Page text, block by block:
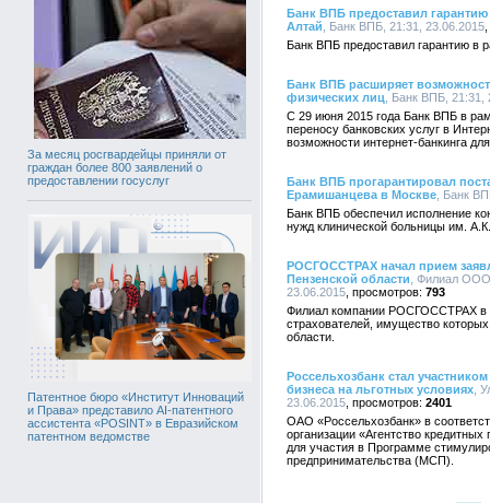
За месяц росгвардейцы приняли от
граждан более 800 заявлений о
предоставлении госуслуг
Патентное бюро «Институт Инноваций
и Права» представило AI-патентного
ассистента «POSINT» в Евразийском
патентном ведомстве
Банк ВПБ предоставил
Алтай , Банк ВПБ, 21:31, 23.06.2015
Банк ВПБ предоставил гарантию в
Банк ВПБ расширяет
физических лиц , Банк ВПБ, 21:31,
C 29 июня 2015 года Банк ВПБ в
переносу банковских услуг в
возможности интернет-банкинга
Банк ВПБ прогарантировал
Ерамишанцева в Москве , Банк
Банк ВПБ обеспечил исполнение
нужд клинической больницы им.
РОСГОССТРАХ начал прием
Пензенской области , Филиал ООО
23.06.2015
793
Филиал компании РОСГОССТРАХ в
страхователей, имущество
области.
Россельхозбанк стал
бизнеса на льготных условиях ,
23.06.2015
2401
ОАО «Россельхозбанк» в
организации «Агентство
для участия в Программе
предпринимательства (МСП).